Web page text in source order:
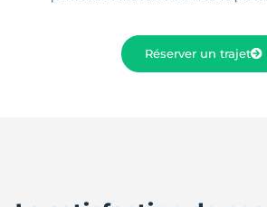
Réserver un trajet